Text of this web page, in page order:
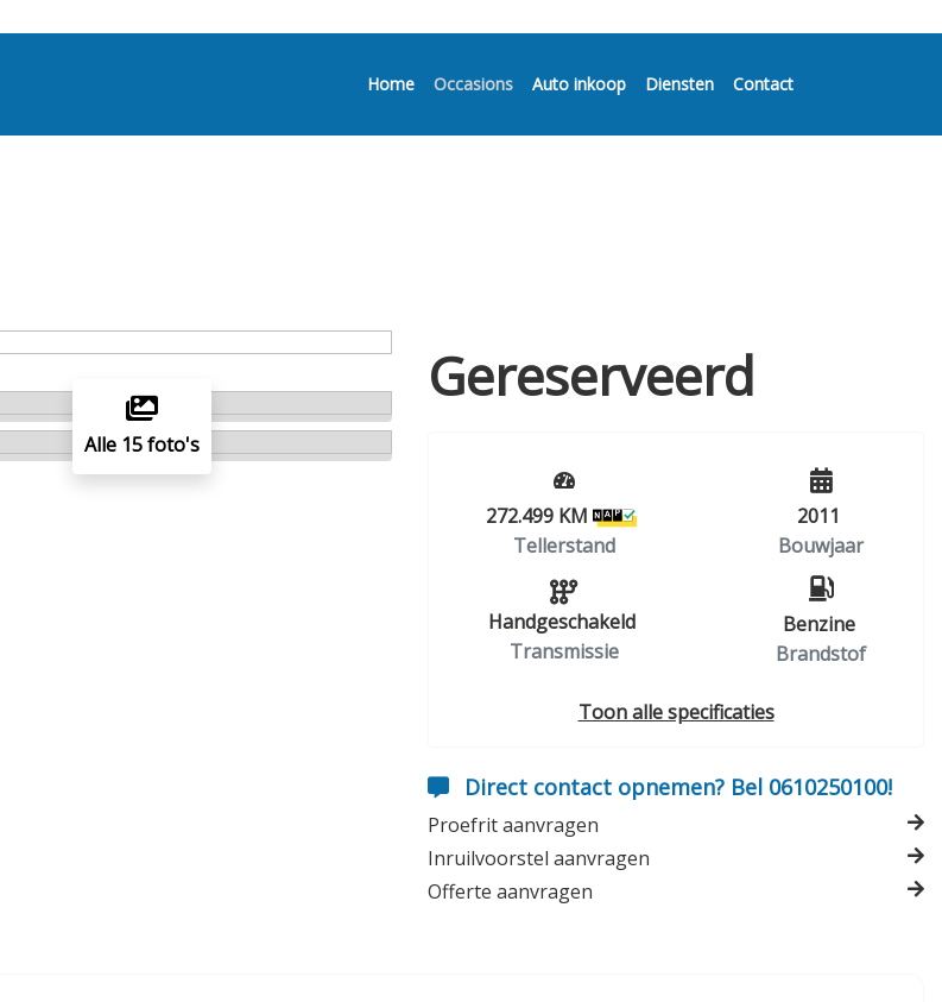
Home Occasions Auto inkoop Diensten Contact
Alle 15 foto's
Gereserveerd
272.499 KM
Tellerstand
Handgeschakeld
Transmissie
2011
Bouwjaar
Benzine
Brandstof
Toon alle specificaties
Direct contact opnemen? Bel 0610250100!
Proefrit aanvragen
Inruilvoorstel aanvragen
Offerte aanvragen